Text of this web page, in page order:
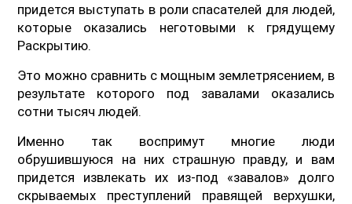
придется выступать в роли спасателей для людей,
которые оказались неготовыми к грядущему
Раскрытию.
Это можно сравнить с мощным землетрясением, в
результате которого под завалами оказались
сотни тысяч людей.
Именно так воспримут многие люди
обрушившуюся на них страшную правду, и вам
придется извлекать их из-под «завалов» долго
скрываемых преступлений правящей верхушки,